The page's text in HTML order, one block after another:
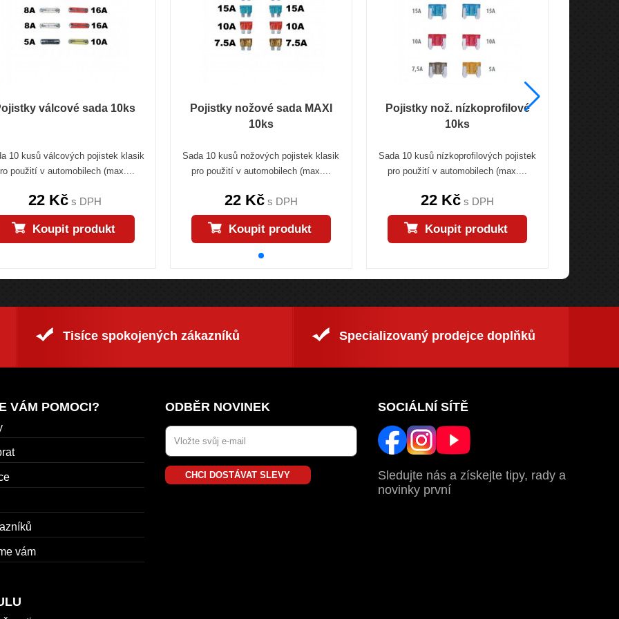
válcové sada 10ks
10 kusů válcových pojistek klasik
použití v automobilech (max....
22 Kčs DPH
Koupit produkt
Pojistky nožové sada MAXI
10ks
Sada 10 kusů nožových pojistek klasik
pro použití v automobilech (max....
22 Kčs DPH
Koupit produkt
Pojistky nož. nízkoprofilové
10ks
Sada 10 kusů nízkoprofilových pojistek
pro použití v automobilech (max....
22 Kč s DPH
Koupit produkt
Tisíce spokojených zákazníků Specializovaný prodejce doplňků
VÁM POMOCI?
vám
ODBĚR NOVINEK
CHCI DOSTÁVAT SLEVY
SOCIÁLNÍ SÍTĚ
Sledujte nás a získejte tipy, rady a
novinky první